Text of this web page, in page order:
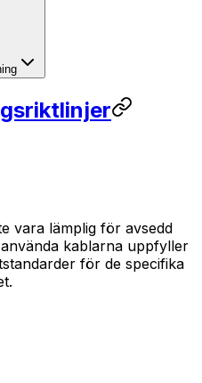
vara lämplig för avsedd
kablarna uppfyller
för de specifika